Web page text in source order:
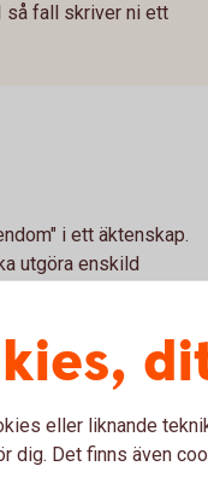
så fall skriver ni ett
i ett äktenskap.
utgöra enskild
det innan ni gifter
ha erhållit
dessa tillgångar
eller liknande
dig. Det finns även